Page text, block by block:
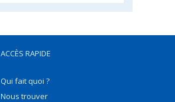
ACCÈS RAPIDE
Qui fait quoi ?
Nous trouver